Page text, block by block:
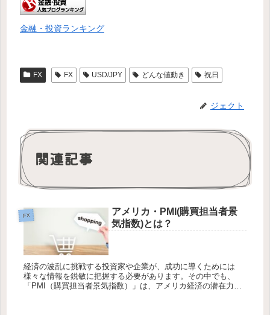
金融・投資ランキング
FX FX USD/JPY どんな値動き 祝日
ジェクト
関連記事
FX
アメリカ・PMI(購買担当者景
気指数)とは？
経済の波乱に挑戦する投資家や企業が、成功に導くためには
様々な情報を鋭敏に把握する必要があります。その中でも、
「PMI（購買担当者景気指数）」は、アメリカ経済の潜在力や